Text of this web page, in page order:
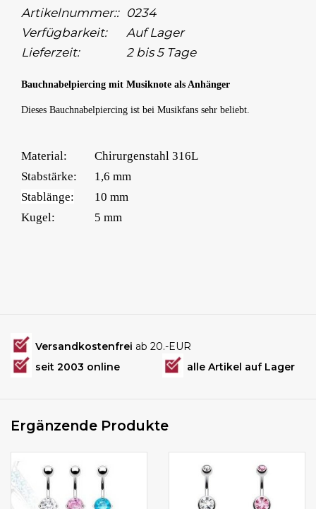
Artikelnummer:: 0234
Verfügbarkeit:
Auf Lager
Lieferzeit:
2 bis 5 Tage
Bauchnabelpiercing mit Musiknote als Anhänger
Dieses Bauchnabelpiercing ist bei Musikfans sehr beliebt.
Material:
Chirurgenstahl 316L
Stabstärke:
1,6 mm
Stablänge:
10 mm
Kugel:
5 mm
Versandkostenfrei ab 20.-EUR
seit 2003 online
alle Artikel auf Lager
Ergänzende Produkte